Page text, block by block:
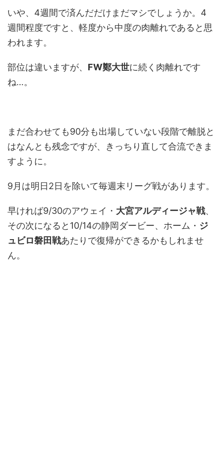
いや、4週間で済んだだけまだマシでしょうか。4
週間程度ですと、軽度から中度の肉離れであると思
われます。
部位は違いますが、 FW鄭大世に続く肉離れです
ね…。
まだ合わせても90分も出場していない段階で離脱と
はなんとも残念ですが、きっちり直して合流できま
すように。
9月は明日2日を除いて毎週末リーグ戦があります。
早ければ9/30のアウェイ・ 大宮アルディージャ戦、
その次になると10/14の静岡ダービー、ホーム・ ジ
ュビロ磐田戦あたりで復帰ができるかもしれませ
ん。